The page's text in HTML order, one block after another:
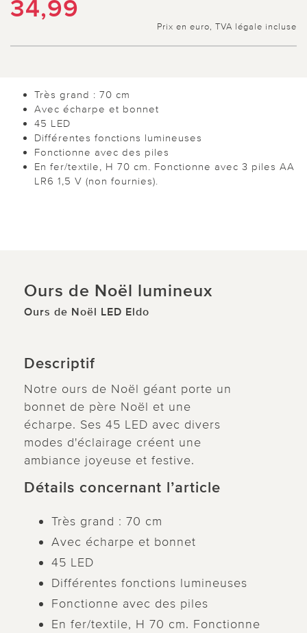
34,99
Prix en euro, TVA légale incluse
Très grand : 70 cm
Avec écharpe et bonnet
45 LED
Différentes fonctions lumineuses
Fonctionne avec des piles
En fer/textile, H 70 cm. Fonctionne avec 3 piles AA
LR6 1,5 V (non fournies).
Ours de Noël lumineux
Ours de Noël LED Eldo
Descriptif
Notre ours de Noël géant porte un
bonnet de père Noël et une
écharpe. Ses 45 LED avec divers
modes d'éclairage créent une
ambiance joyeuse et festive.
Détails concernant l’article
Très grand : 70 cm
Avec écharpe et bonnet
45 LED
Différentes fonctions lumineuses
Fonctionne avec des piles
En fer/textile, H 70 cm. Fonctionne